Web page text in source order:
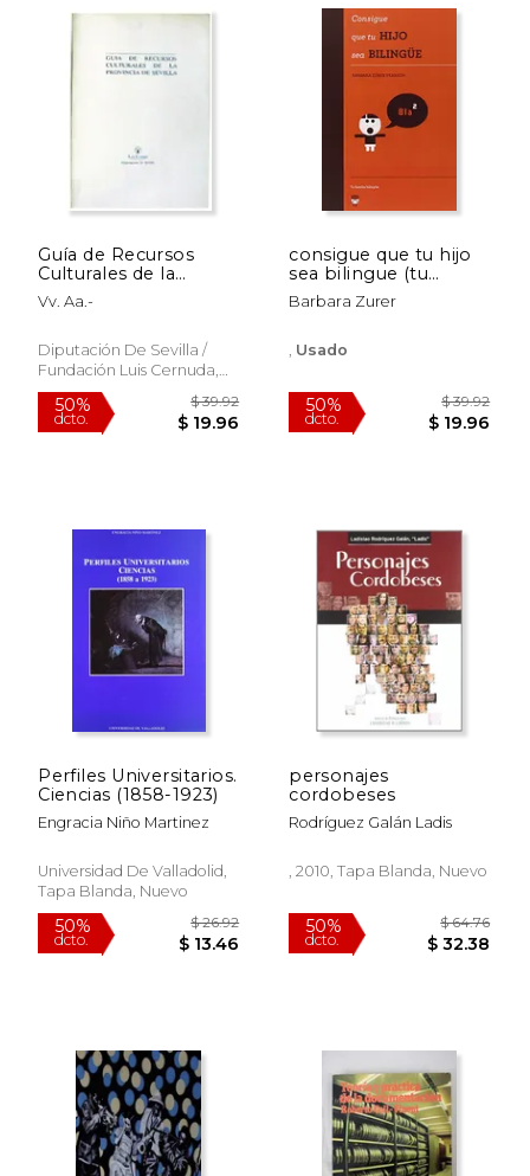
$ 17.53 dcto.
Guía de Recursos
Culturales de la
Provincia de Sevilla.
Vv. Aa.-
Diputación De Sevilla /
Fundación Luis Cernuda,
1989, Sevilla.,, Antiguo O
Usado, Usado
50%
dcto. $ 19.96
consigue que tu hijo
sea bilingue (tu
familia bilingue)
Barbara Zurer
Usado
50%
dcto.
Perfiles Universitarios.
Ciencias (1858-1923)
Engracia Niño Martinez
Universidad De Valladolid,
Tapa Blanda, Nuevo
personajes
cordobeses
Rodríguez Galán Ladis
, 2010, Tapa Blanda, Nuevo